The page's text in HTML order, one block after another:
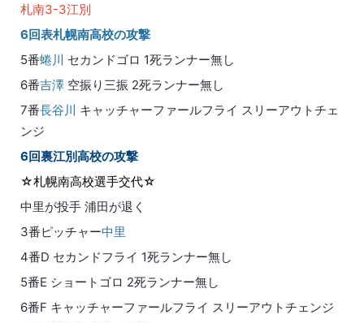
札南3-3江別
6回表札幌南高校の攻撃
5番蜷川 セカンドゴロ 1死ランナー無し
6番吉澤 空振り三振 2死ランナー無し
7番長谷川 キャッチャーファールフライ スリーアウトチェ
ンジ
6回裏江別高校の攻撃
☆札幌南高校選手交代☆
中里が投手 浦田が退く
3番ピッチャー中里
4番D セカンドフライ 1死ランナー無し
5番E ショートゴロ 2死ランナー無し
6番F キャッチャーファールフライ スリーアウトチェンジ